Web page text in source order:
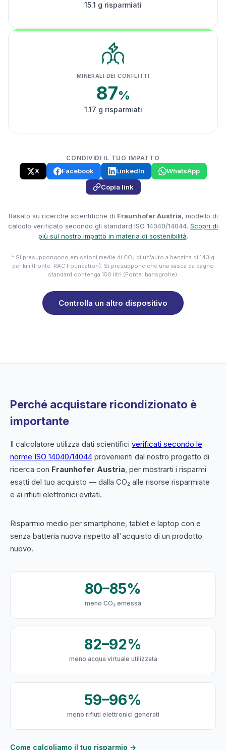
15.1 g risparmiati
MINERALI DEI CONFLITTI
87%
1.17 g risparmiati
CONDIVIDI IL TUO IMPATTO
X Facebook LinkedIn
WhatsApp
Copia link
Basato su ricerche scientifiche di Fraunhofer Austria, modello di
calcolo verificato secondo gli standard ISO 14040/14044. Scopri di
più sul nostro impatto in materia di sostenibilità.
* Si presuppongono emissioni medie di CO₂ di un'auto a benzina di 143 g
per km (Fonte: RAC Foundation). Si presuppone che una vasca da bagno
standard contenga 150 litri (Fonte: hansgrohe).
Controlla un altro dispositivo
Perché acquistare ricondizionato è
importante
Il calcolatore utilizza dati scientifici verificati secondo le
norme ISO 14040/14044 provenienti dal nostro progetto di
ricerca con Fraunhofer Austria, per mostrarti i risparmi
esatti del tuo acquisto — dalla CO₂ alle risorse risparmiate
e ai rifiuti elettronici evitati.
Risparmio medio per smartphone, tablet e laptop con e
senza batteria nuova rispetto all'acquisto di un prodotto
nuovo.
80–85%
meno CO₂ emessa
82–92%
meno acqua virtuale utilizzata
59–96%
meno rifiuti elettronici generati
Come calcoliamo il tuo risparmio →